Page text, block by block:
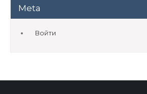
Meta
Войти